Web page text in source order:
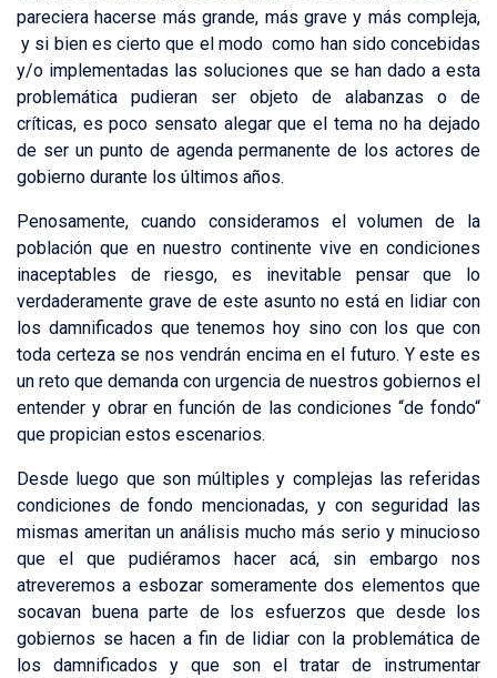
pareciera hacerse más grande, más grave y más compleja,
y si bien es cierto que el modo como han sido concebidas
y/o implementadas las soluciones que se han dado a esta
problemática pudieran ser objeto de alabanzas o de
críticas, es poco sensato alegar que el tema no ha dejado
de ser un punto de agenda permanente de los actores de
gobierno durante los últimos años.
Penosamente, cuando consideramos el volumen de la
población que en nuestro continente vive en condiciones
inaceptables de riesgo, es inevitable pensar que lo
verdaderamente grave de este asunto no está en lidiar con
los damnificados que tenemos hoy sino con los que con
toda certeza se nos vendrán encima en el futuro. Y este es
un reto que demanda con urgencia de nuestros gobiernos el
entender y obrar en función de las condiciones “de fondo“
que propician estos escenarios.
Desde luego que son múltiples y complejas las referidas
condiciones de fondo mencionadas, y con seguridad las
mismas ameritan un análisis mucho más serio y minucioso
que el que pudiéramos hacer acá, sin embargo nos
atreveremos a esbozar someramente dos elementos que
socavan buena parte de los esfuerzos que desde los
gobiernos se hacen a fin de lidiar con la problemática de
los damnificados y que son el tratar de instrumentar